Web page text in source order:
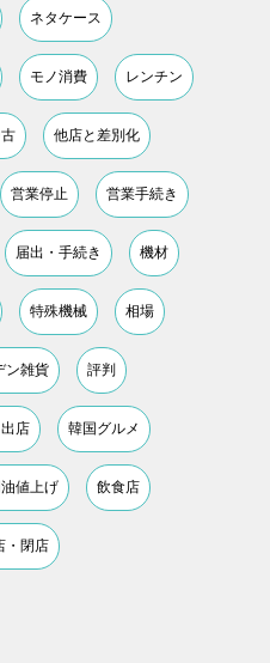
ネタケース
モノ消費 レンチン
他店と差別化
営業停止 営業手続き
届出・手続き 機材
特殊機械 相場
ン雑貨 評判
店 韓国グルメ
値上げ 飲食店
・閉店